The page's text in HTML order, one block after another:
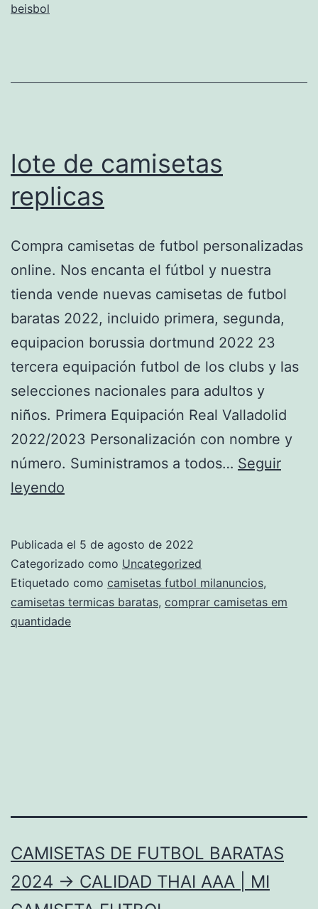
beisbol
lote de camisetas
replicas
Compra camisetas de futbol personalizadas
online. Nos encanta el fútbol y nuestra
tienda vende nuevas camisetas de futbol
baratas 2022, incluido primera, segunda,
equipacion borussia dortmund 2022 23
tercera equipación futbol de los clubs y las
selecciones nacionales para adultos y
niños. Primera Equipación Real Valladolid
2022/2023 Personalización con nombre y
número. Suministramos a todos… Seguir
leyendo
replicas
Publicada el 5 de agosto de 2022
Categorizado como Uncategorized
Etiquetado como camisetas futbol milanuncios,
camisetas termicas baratas, comprar camisetas em
quantidade
CAMISETAS DE FUTBOL BARATAS
2024 → CALIDAD THAI AAA | MI